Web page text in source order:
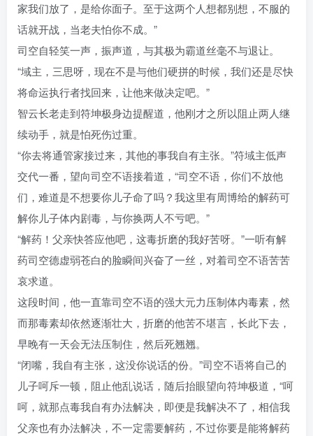
家我们放了，是给你面子。至于这两个人想都别想，不服的
话就开战，当老夫怕你不成。”
司空自轻笑一声，振声道，与其极为霸道丝毫不与退让。
“域主，三思呀，现在不是与他们硬拼的时候，我们还是尽快
将命运执行者找回来，让他来做决定吧。”
智云长老走到符坤极身边提醒道，他刚才之所以阻止两人继
续动手，就是怕死伤过重。
“你去将通管家接过来，其他的事我自有主张。”符域主低声
交代一番，望向司空不语接着道，“司空不语，你们不放他
们，难道是不想要你儿子命了吗？我这里有周博给的解药可
解你儿子体内剧毒，与你换两人不亏吧。”
“解药！父亲快答应他吧，这毒折磨的我好苦呀。”一听有解
药司空德虚弱苍白的脸瞬间兴奋了一丝，对着司空不语苦苦
哀求道。
这段时间，他一直靠司空不语的强大元力压制体内毒素，然
而那毒素却依然逐渐壮大，折磨的他苦不堪言，长此下去，
早晚有一天会无法压制住，然后死翘翘。
“闭嘴，我自有主张，这没你说话的份。”司空不语将自己的
儿子呵斥一顿，阻止他乱说话，随后抬眼望向符坤极道，“呵
呵，就那点毒我自有办法解决，即便是我解决不了，相信我
父亲也有办法解决，不一定需要解药，不过你要是能将解药